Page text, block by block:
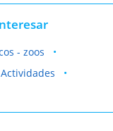
- zoos
Actividades